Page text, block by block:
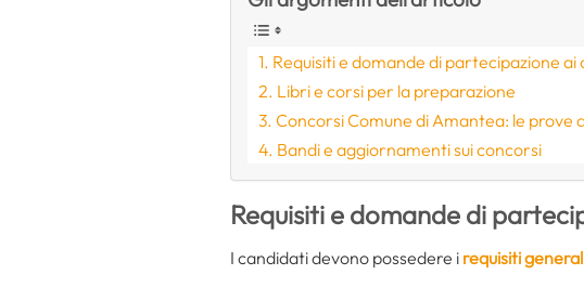
Requisiti e domande di partecipazione ai
Libri e corsi per la preparazione
Concorsi Comune di Amantea: le prove
Bandi e aggiornamenti sui concorsi
Requisiti e domande di
I candidati devono possedere i requisiti